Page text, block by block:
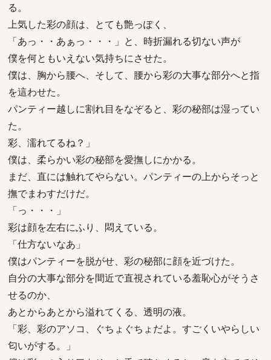
る。
上気した彩の顔は、とても艶っぽく、
「あっ・・あぁっ・・・」と、時折漏れる切ない声が
僕を何ともいえない気持ちにさせた。
僕は、胸から腰へ、そして、腰から彩の大事な部分へと指
を這わせた。
パンティー越しに割れ目をなぞると、彩の秘部は湿ってい
た。
彩、濡れてるね？」
僕は、柔らかい彩の秘部を愛撫しにかかる。
まだ、直には触れてやらない。パンティーの上からそっと
撫でまわすだけだ。
「っ・・・」
彩は顔を左右にふり、悶えている。
「仕方ないなあ」
僕はパンティーを脱がせ、彩の秘部に顔を近づけた。
自分の大事な部分を間近で直視されている羞恥心がそうさ
せるのか、
あとからあとから溢れてくる、透明の液。
「彩、彩のアソコ、ぐちょぐちょだよ。すごくいやらしい
匂いがする。」